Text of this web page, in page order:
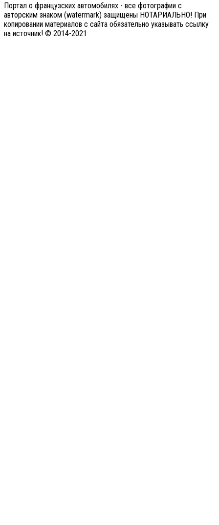
Портал о французских автомобилях - все фотографии с
авторским знаком (watermark) защищены НОТАРИАЛЬНО! При
копировании материалов с сайта обязательно указывать ссылку
на источник! © 2014-2021